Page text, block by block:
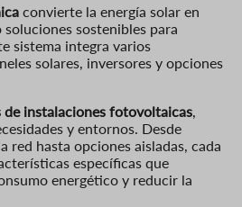
convierte la energía solar en
sostenibles para
sistema integra varios
solares, inversores y opciones
de instalaciones fotovoltaicas,
y entornos. Desde
red hasta opciones aisladas, cada
específicas que
energético y reducir la